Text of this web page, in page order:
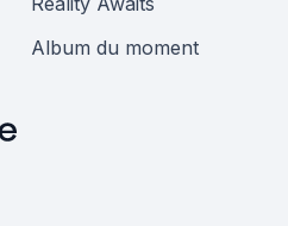
Album du moment